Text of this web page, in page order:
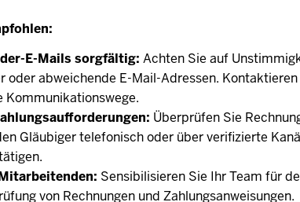
E-Mails sorgfältig: Achten Sie auf
oder abweichende E-Mail-Adressen.
Kommunikationswege.
Überprüfen Sie
Gläubiger telefonisch oder über verifizierte
Sensibilisieren Sie Ihr Team für
von Rechnungen und Zahlungsanweisungen.